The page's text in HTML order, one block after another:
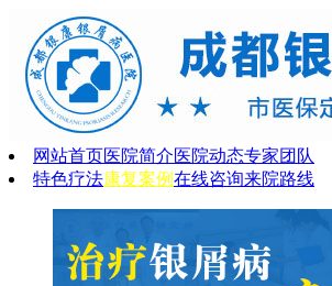
网站首页医院简介医院动态专家团队
特色疗法康复案例在线咨询来院路线